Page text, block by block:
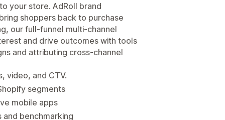
your store. AdRoll brand
shoppers back to purchase
our full-funnel multi-channel
and drive outcomes with tools
and attributing cross-channel
video, and CTV.
segments
mobile apps
and benchmarking